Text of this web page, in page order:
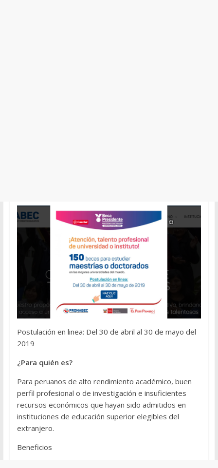
Postulación en linea: Del 30 de abril al 30 de mayo del
2019
¿Para quién es?
Para peruanos de alto rendimiento académico, buen
perfil profesional o de investigación e insuficientes
recursos económicos que hayan sido admitidos en
instituciones de educación superior elegibles del
extranjero.
Beneficios